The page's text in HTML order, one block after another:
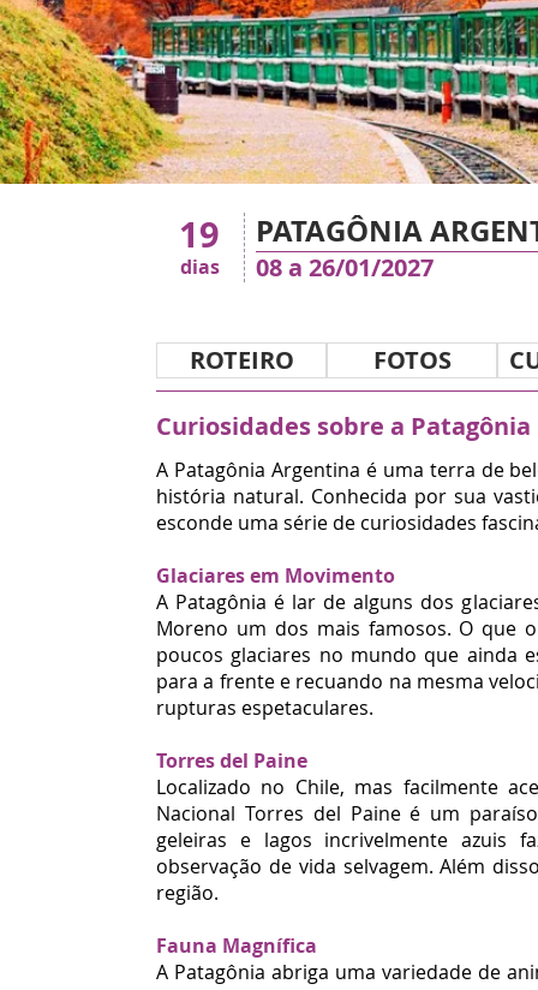
19
dias
PATAGÔNIA
08a 26/01/2027
ROTEIRO FOTOS
Curiosidades sobre a Patagônia
A Patagônia Argentina é uma terra de
história natural. Conhecida por sua
esconde uma série de curiosidades
Glaciares em Movimento
A Patagônia é lar de alguns dos
Moreno um dos mais famosos. O que
poucos glaciares no mundo que ainda
para a frente e recuando na mesma
rupturas espetaculares.
Torres del Paine
Localizado no Chile, mas facilmente
Nacional Torres del Paine é um
geleiras e lagos incrivelmente azuis
observação de vida selvagem. Além
região.
Fauna Magnífica
A Patagônia abriga uma variedade de